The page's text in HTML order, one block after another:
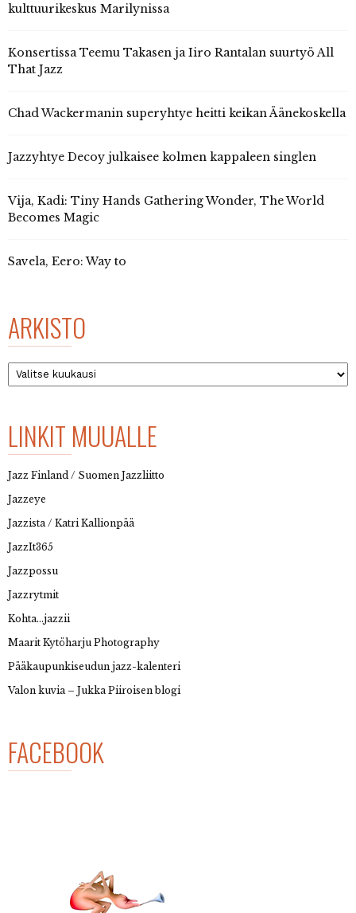
kulttuurikeskus Marilynissa
Konsertissa Teemu Takasen ja Iiro Rantalan suurtyö All
That Jazz
Chad Wackermanin superyhtye heitti keikan Äänekoskella
Jazzyhtye Decoy julkaisee kolmen kappaleen singlen
Vija, Kadi: Tiny Hands Gathering Wonder, The World
Becomes Magic
Savela, Eero: Way to
ARKISTO
Arkisto
LINKIT MUUALLE
Jazz Finland / Suomen Jazzliitto
Jazzeye
Jazzista / Katri Kallionpää
JazzIt365
Jazzpossu
Jazzrytmit
Kohta…jazzii
Maarit Kytöharju Photography
Pääkaupunkiseudun jazz-kalenteri
Valon kuvia – Jukka Piiroisen blogi
FACEBOOK